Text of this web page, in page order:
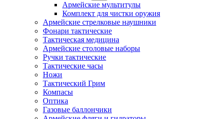
Армейские мультитулы
Комплект для чистки оружия
Армейские стрелковые наушники
Фонари тактические
Тактическая медицина
Армейские столовые наборы
Ручки тактические
Тактические часы
Ножи
Тактический Грим
Компасы
Оптика
Газовые баллончики